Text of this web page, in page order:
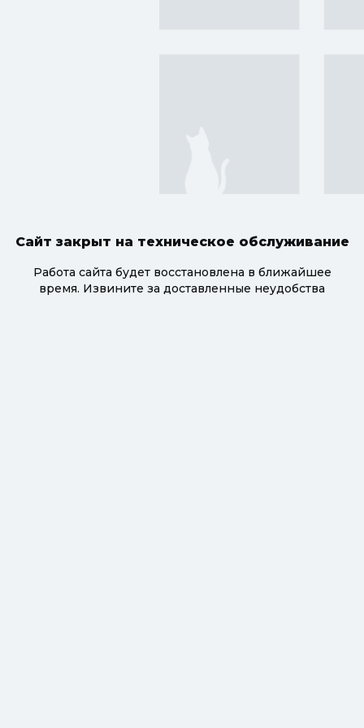
Сайт закрыт на техническое обслуживание
Работа сайта будет восстановлена в ближайшее
время. Извините за доставленные неудобства